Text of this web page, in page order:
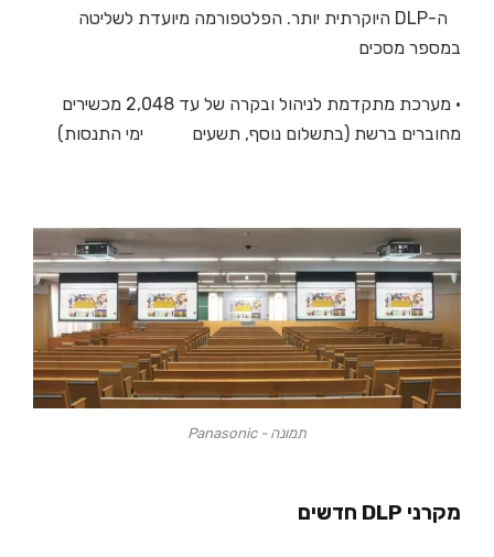
ה-DLP היוקרתית יותר. הפלטפורמה מיועדת לשליטה
במספר מסכים
• מערכת מתקדמת לניהול ובקרה של עד 2,048 מכשירים
מחוברים ברשת (בתשלום נוסף, תשעים ימי התנסות)
תמונה - Panasonic
מקרני DLP חדשים